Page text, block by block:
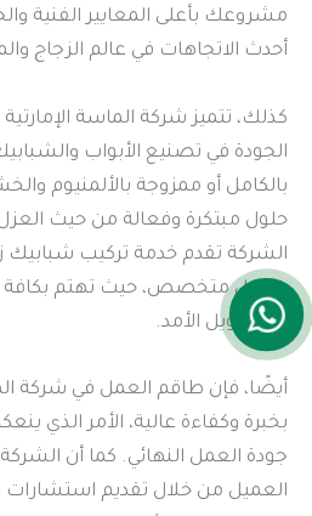
مشروعك بأعلى المعايير الفنية
أحدث الاتجاهات في عالم الزجاج
كذلك، تتميز شركة الماسة
الجودة في تصنيع الأبواب
بالكامل أو ممزوجة بالألمنيوم
حلول مبتكرة وفعالة من حيث
الشركة تقدم خدمة تركيب شبابيك
بشكل متخصص، حيث تهتم بكافة
أداء طويل الأمد.
أيضًا، فإن طاقم العمل في شركة
بخبرة وكفاءة عالية، الأمر الذي
جودة العمل النهائي. كما أن
العميل من خلال تقديم استشارات